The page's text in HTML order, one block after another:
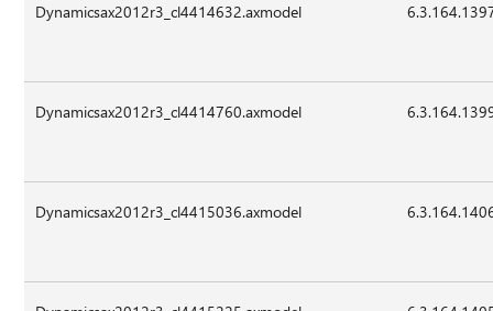
Dynamicsax2012r3_cl4414632.axmodel
Dynamicsax2012r3_cl4414760.axmodel
Dynamicsax2012r3_cl4415036.axmodel